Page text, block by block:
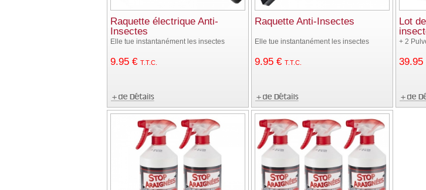
Raquette électrique Anti-
Insectes
Elle tue instantanément les insectes
9.95 € T.T.C.
Raquette Anti-Insectes
Elle tue instantanément les insectes
9.95 € T.T.C.
Lot
+ 2
39.95